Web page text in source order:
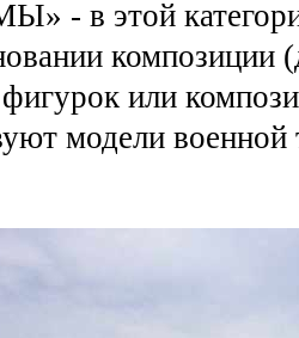
- в этой
композиции
фигурок или
модели военной